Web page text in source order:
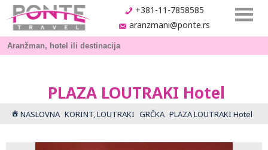
+381-11-7858585
aranzmani@ponte.rs
PLAZA LOUTRAKI Hotel
NASLOVNA KORINT, LOUTRAKI GRČKA PLAZA LOUTRAKI Hotel